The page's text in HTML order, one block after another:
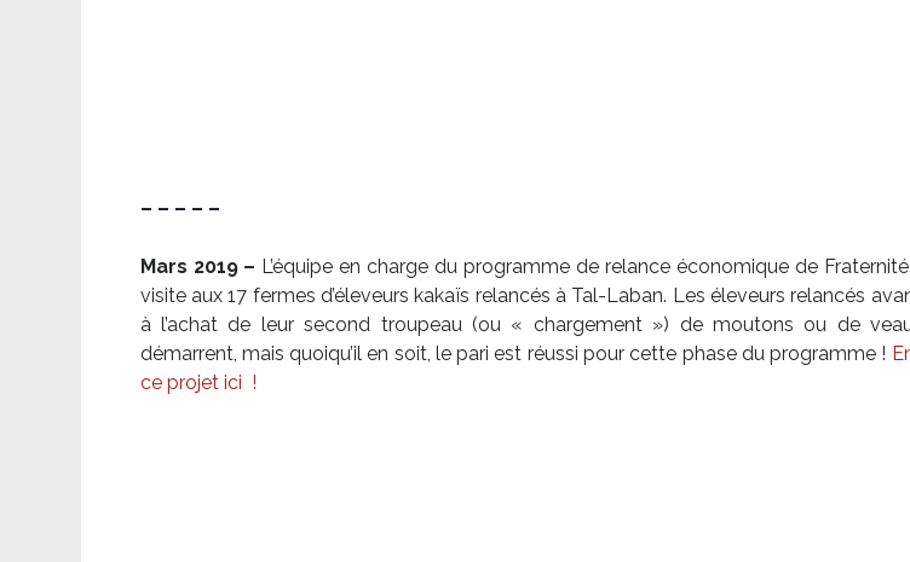
– – – – –
Mars 2019 – L’équipe en charge du programme de relance économique de
visite aux 17 fermes d’éleveurs kakaïs relancés à Tal-Laban. Les éleveurs relancés
à l’achat de leur second troupeau (ou « chargement ») de moutons ou de
démarrent, mais quoiqu’il en soit, le pari est réussi pour cette phase du programme !
ce projet ici !